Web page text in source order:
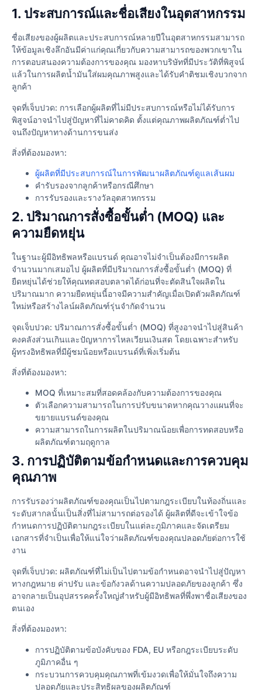
1. ประสบการณ์และชื่อเสียงในอุตสาหกรรม
ชื่อเสียงของผู้ผลิตและประสบการณ์หลายปีในอุตสาหกรรมสามารถ
ให้ข้อมูลเชิงลึกอันมีค่าแก่คุณเกี่ยวกับความสามารถของพวกเขาใน
การตอบสนองความต้องการของคุณ มองหาบริษัทที่มีประวัติที่พิสูจน์
แล้วในการผลิตน้ำมันใส่ผมคุณภาพสูงและได้รับคำติชมเชิงบวกจาก
ลูกค้า
จุดที่เจ็บปวด: การเลือกผู้ผลิตที่ไม่มีประสบการณ์หรือไม่ได้รับการ
พิสูจน์อาจนำไปสู่ปัญหาที่ไม่คาดคิด ตั้งแต่คุณภาพผลิตภัณฑ์ต่ำไป
จนถึงปัญหาทางด้านการขนส่ง
สิ่งที่ต้องมองหา:
ผู้ผลิตที่มีประสบการณ์ในการพัฒนาผลิตภัณฑ์ดูแลเส้นผม
คำรับรองจากลูกค้าหรือกรณีศึกษา
การรับรองและรางวัลอุตสาหกรรม
2. ปริมาณการสั่งซื้อขั้นต่ำ (MOQ) และ
ความยืดหยุ่น
ในฐานะผู้มีอิทธิพลหรือแบรนด์ คุณอาจไม่จำเป็นต้องมีการผลิต
จำนวนมากเสมอไป ผู้ผลิตที่มีปริมาณการสั่งซื้อขั้นต่ำ (MOQ) ที่
ยืดหยุ่นได้ช่วยให้คุณทดสอบตลาดได้ก่อนที่จะตัดสินใจผลิตใน
ปริมาณมาก ความยืดหยุ่นนี้อาจมีความสำคัญเมื่อเปิดตัวผลิตภัณฑ์
ใหม่หรือสร้างไลน์ผลิตภัณฑ์รุ่นจำกัดจำนวน
จุดเจ็บปวด: ปริมาณการสั่งซื้อขั้นต่ำ (MOQ) ที่สูงอาจนำไปสู่สินค้า
คงคลังส่วนเกินและปัญหาการไหลเวียนเงินสด โดยเฉพาะสำหรับ
ผู้ทรงอิทธิพลที่มีผู้ชมน้อยหรือแบรนด์ที่เพิ่งเริ่มต้น
สิ่งที่ต้องมองหา:
MOQ ที่เหมาะสมที่สอดคล้องกับความต้องการของคุณ
ตัวเลือกความสามารถในการปรับขนาดหากคุณวางแผนที่จะ
ขยายแบรนด์ของคุณ
ความสามารถในการผลิตในปริมาณน้อยเพื่อการทดสอบหรือ
ผลิตภัณฑ์ตามฤดูกาล
3. การปฏิบัติตามข้อกำหนดและการควบคุม
คุณภาพ
การรับรองว่าผลิตภัณฑ์ของคุณเป็นไปตามกฎระเบียบในท้องถิ่นและ
ระดับสากลนั้นเป็นสิ่งที่ไม่สามารถต่อรองได้ ผู้ผลิตที่ดีจะเข้าใจข้อ
กำหนดการปฏิบัติตามกฎระเบียบในแต่ละภูมิภาคและจัดเตรียม
เอกสารที่จำเป็นเพื่อให้แน่ใจว่าผลิตภัณฑ์ของคุณปลอดภัยต่อการใช้
งาน
จุดที่เจ็บปวด: ผลิตภัณฑ์ที่ไม่เป็นไปตามข้อกำหนดอาจนำไปสู่ปัญหา
ทางกฎหมาย ค่าปรับ และข้อกังวลด้านความปลอดภัยของลูกค้า ซึ่ง
อาจกลายเป็นอุปสรรคครั้งใหญ่สำหรับผู้มีอิทธิพลที่พึ่งพาชื่อเสียงของ
ตนเอง
สิ่งที่ต้องมองหา:
การปฏิบัติตามข้อบังคับของ FDA, EU หรือกฎระเบียบระดับ
ภูมิภาคอื่น ๆ
กระบวนการควบคุมคุณภาพที่เข้มงวดเพื่อให้มั่นใจถึงความ
ปลอดภัยและประสิทธิผลของผลิตภัณฑ์